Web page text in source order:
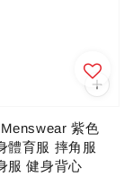
紫色
體育服 摔角服
服 健身背心